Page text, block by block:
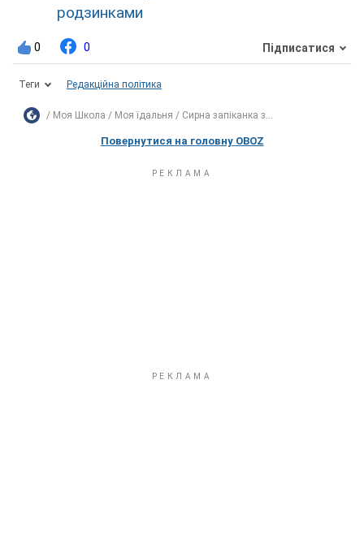
родзинками
0 0 Підписатися
Теги Редакційна політика
Моя Школа Моя їдальня Сирна запіканка з...
Повернутися на головну OBOZ